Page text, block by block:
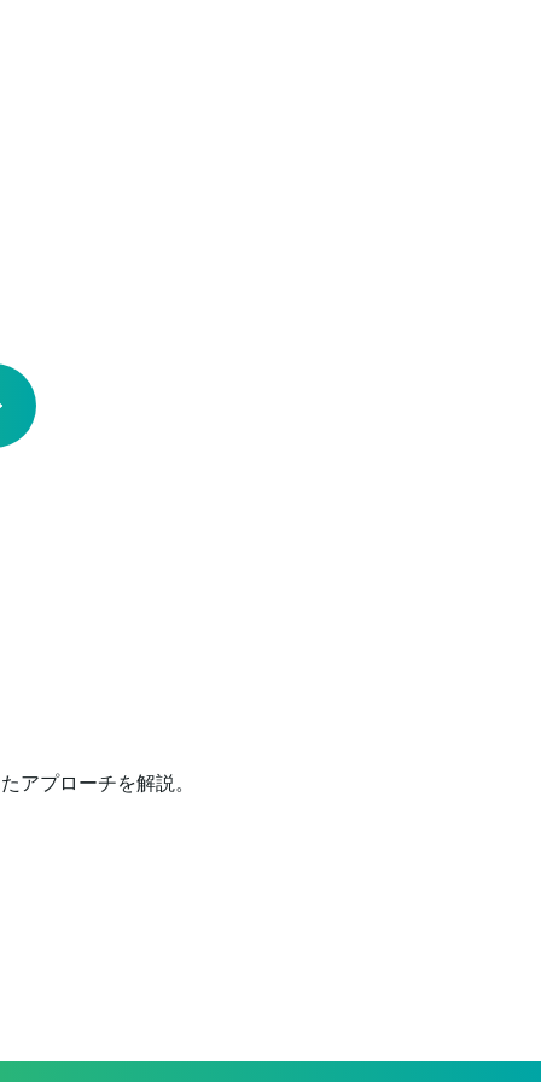
アプローチを解説。